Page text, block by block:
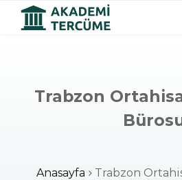
Trabzon
Anasayfa Trabzon